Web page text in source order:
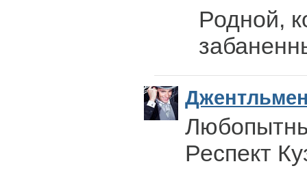
Родной,
Респект